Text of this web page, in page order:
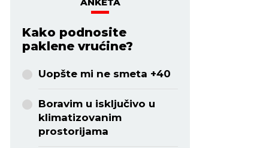
Kako podnosite
paklene vrućine?
Uopšte mi ne smeta +40
Boravim u isključivo u
klimatizovanim
prostorijama